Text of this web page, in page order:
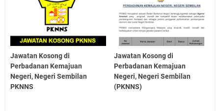
Jawatan Kosong di
Perbadanan Kemajuan
Negeri, Negeri Sembilan
PKNNS
Jawatan Kosong di
Perbadanan Kemajuan
Negeri, Negeri Sembilan
(PKNNS)